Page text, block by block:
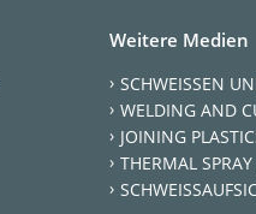
Weitere Medien
SCHWEISSEN
WELDING AND
JOINING
THERMAL